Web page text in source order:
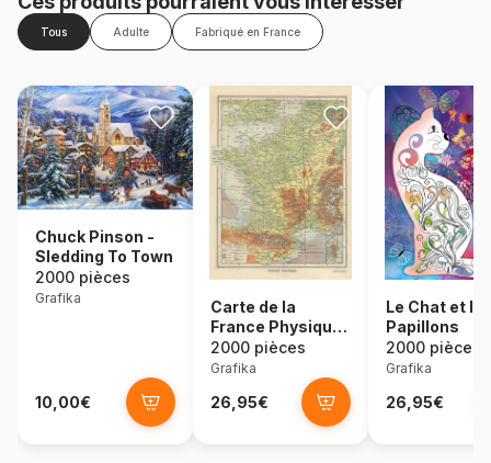
Tous Adulte Fabriqué en France
Chuck Pinson -
Sledding To Town
2000 pièces
Grafika
10,00€
Carte de la
France Physique
- Larousse, 1925
2000 pièces
Grafika
26,95€
Le Chat et
Papillons
2000 pièces
Grafika
26,95€